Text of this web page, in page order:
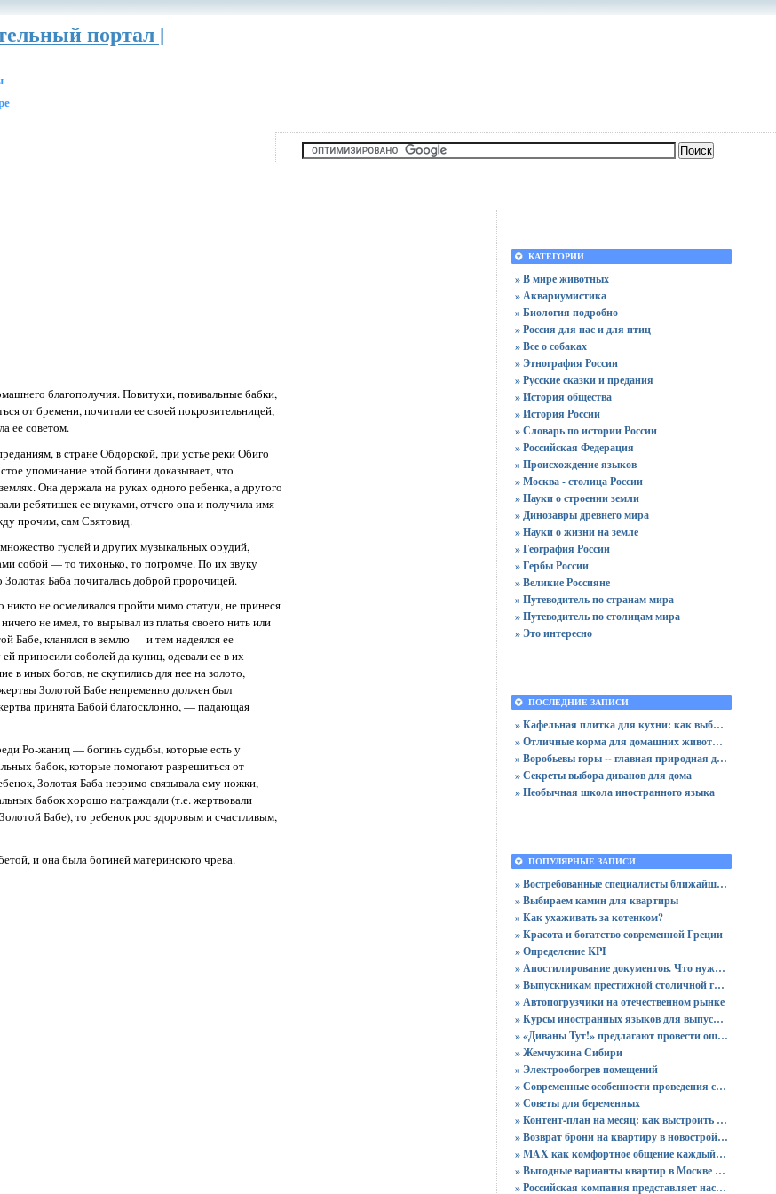
портал |
благополучия. Повитухи, повивальные бабки,
от бремени, почитали ее своей покровительницей,
ее советом.
в стране Обдорской, при устье реки Обиго
упоминание этой богини доказывает, что
Она держала на руках одного ребенка, а другого
ребятишек ее внуками, отчего она и получила имя
прочим, сам Святовид.
гуслей и других музыкальных орудий,
собой — то тихонько, то погромче. По их звуку
Баба почиталась доброй пророчицей.
никто не осмеливался пройти мимо статуи, не принеся
не имел, то вырывал из платья своего нить или
Бабе, кланялся в землю — и тем надеялся ее
приносили соболей да куниц, одевали ее в их
иных богов, не скупились для нее на золото,
Золотой Бабе непременно должен был
принята Бабой благосклонно, — падающая
Ро-жаниц — богинь судьбы, которые есть у
бабок, которые помогают разрешиться от
Золотая Баба незримо связывала ему ножки,
бабок хорошо награждали (т.е. жертвовали
Бабе), то ребенок рос здоровым и счастливым,
и она была богиней материнского чрева.
КАТЕГОРИИ
» В мире животных
» Аквариумистика
» Биология подробно
» Россия для нас и для птиц
» Все о собаках
» Этнография России
» Русские сказки и предания
» История общества
» История России
» Словарь по истории России
» Российская Федерация
» Происхождение языков
» Москва - столица России
» Науки о строении земли
» Динозавры древнего мира
» Науки о жизни на земле
» География России
» Гербы России
» Великие Россияне
» Путеводитель по странам мира
» Путеводитель по столицам мира
» Это интересно
ПОСЛЕДНИЕ ЗАПИСИ
» Кафельная плитка для кухни: как выбрать практичную отделку
» Отличные корма для домашних животных
» Воробьевы горы -- главная природная достопримечательность Москвы
» Секреты выбора диванов для дома
» Необычная школа иностранного языка
ПОПУЛЯРНЫЕ ЗАПИСИ
» Востребованные специалисты ближайшего будущего
» Выбираем камин для квартиры
» Как ухаживать за котенком?
» Красота и богатство современной Греции
» Определение KPI
» Апостилирование документов. Что нужно учитывать?
» Выпускникам престижной столичной гимназии вручены 64 аттестата
» Автопогрузчики на отечественном рынке
» Курсы иностранных языков для выпускников
» «Диваны Тут!» предлагают провести ошеломительную ночь!
» Жемчужина Сибири
» Электрообогрев помещений
» Современные особенности проведения сертификации
» Советы для беременных
» Контент-план на месяц: как выстроить стратегию публикаций без хаоса
» Возврат брони на квартиру в новостройке - пошаговая инструкция и советы юриста
» MAX как комфортное общение каждый день: звонки без ограничений и файлы до 4 ГБ
» Выгодные варианты квартир в Москве с доступными ценами для покупки без переплат
» Российская компания представляет настольный ПК